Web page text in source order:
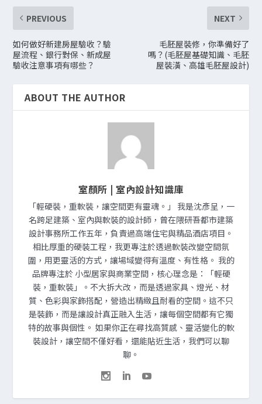
PREVIOUS
如何做好新建房屋驗收？驗
屋流程、銀行對保、新成屋
驗收注意事項有哪些？
NEXT
毛胚屋裝修，你準備好了
嗎？(毛胚屋基礎知識、毛胚
屋裝潢、高雄毛胚屋設計)
ABOUT THE AUTHOR
室顏所 | 室內設計知識庫
「輕硬裝，重軟裝，讓空間更有靈魂。」 我是沈彥呈，一
名跨足建築、室內與軟裝的設計師，曾在隈研吾都市建築
設計事務所工作五年，負責過高端住宅與精品酒店項目。
相比厚重的硬裝工程，我更專注於透過軟裝改變空間氛
圍，用更靈活的方式，讓場域變得有溫度、有性格。 我的
品牌專注於 小型居家與商業空間，核心理念是：「輕硬
裝，重軟裝」。不大拆大改，而是透過家具、燈光、材
質、色彩與家飾搭配，營造出精緻且耐看的空間。這不只
是裝飾，而是讓設計真正融入生活，讓每個空間都有它獨
特的故事與個性。 如果你正在尋找高質感、靈活變化的軟
裝設計，讓空間不僅好看，還能貼近生活，我們可以聊
聊。